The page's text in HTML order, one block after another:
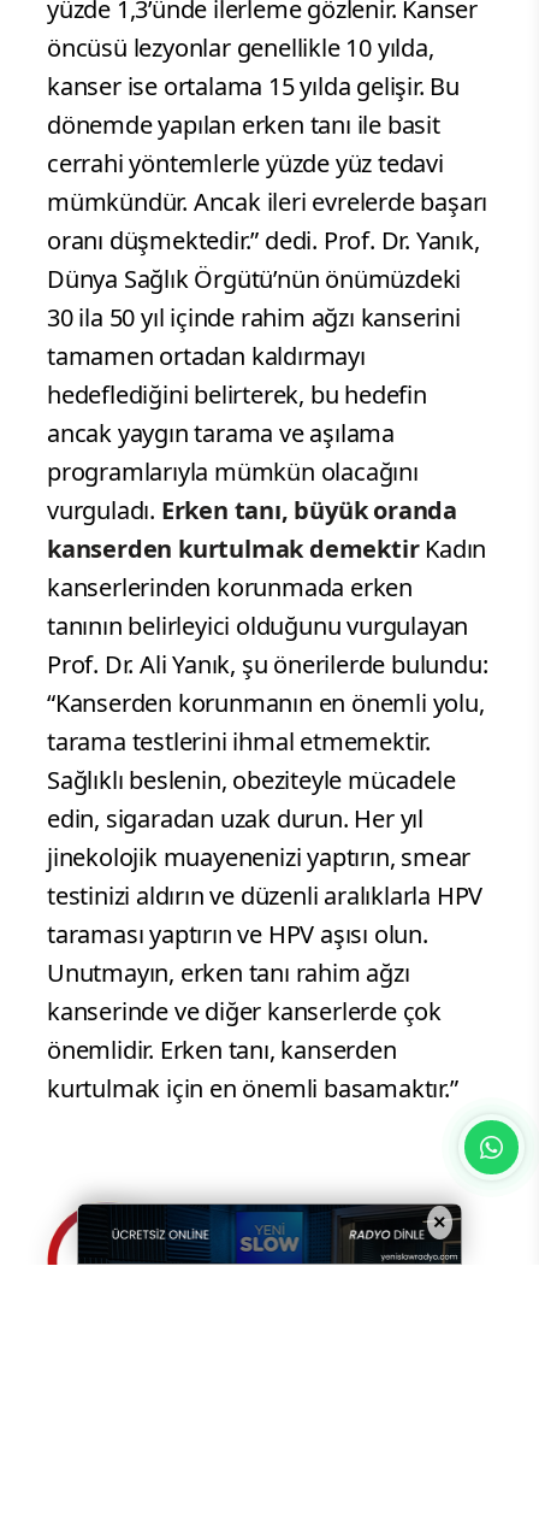
testinin pozitif çıkmasının kanserle eş
anlamlı olmadığını vurgulayan Yanık,
“HPV pozitif çıkan kişiler hemen panik
olmamalıdır. Vücudun bağışıklık sistemi
bu virüsü genellikle 16 ila 36 ay arasında
temizler. HPV pozitif hastaların yalnızca
yüzde 1,3’ünde ilerleme gözlenir. Kanser
öncüsü lezyonlar genellikle 10 yılda,
kanser ise ortalama 15 yılda gelişir. Bu
dönemde yapılan erken tanı ile basit
cerrahi yöntemlerle yüzde yüz tedavi
mümkündür. Ancak ileri evrelerde başarı
oranı düşmektedir.” dedi. Prof. Dr. Yanık,
Dünya Sağlık Örgütü’nün önümüzdeki
30 ila 50 yıl içinde rahim ağzı kanserini
tamamen ortadan kaldırmayı
hedeflediğini belirterek, bu hedefin
ancak yaygın tarama ve aşılama
programlarıyla mümkün olacağını
vurguladı.Erken tanı, büyük oranda
kanserden kurtulmak demektirKadın
kanserlerinden korunmada erken
tanının belirleyici olduğunu vurgulayan
Prof. Dr. Ali Yanık, şu önerilerde bulundu:
“Kanserden korunmanın en önemli yolu,
tarama testlerini ihmal etmemektir.
Sağlıklı beslenin, obeziteyle mücadele
edin, sigaradan uzak durun. Her yıl
testinizi aldırın ve düzenli aralıklarla HPV
taraması yaptırın ve HPV aşısı olun.
Unutmayın, erken tanı rahim ağzı
kanserinde ve diğer kanserlerde çok
×